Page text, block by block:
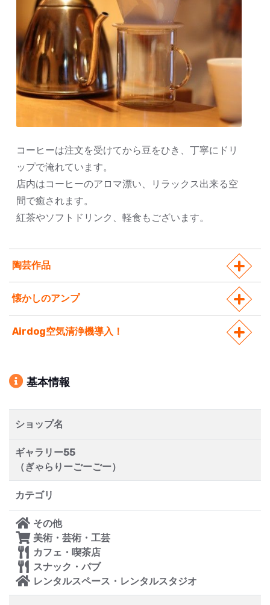
コーヒーは注文を受けてから豆をひき、丁寧にドリ
ップで淹れています。
店内はコーヒーのアロマ漂い、リラックス出来る空
間で癒されます。
紅茶やソフトドリンク、軽食もございます。
陶芸作品
懐かしのアンプ
Airdog空気清浄機導入！
基本情報
ショップ名
ギャラリー55
（ぎゃらりーごーごー）
カテゴリ
その他
美術・芸術・工芸
カフェ・喫茶店
スナック・パブ
レンタルスペース・レンタルスタジオ